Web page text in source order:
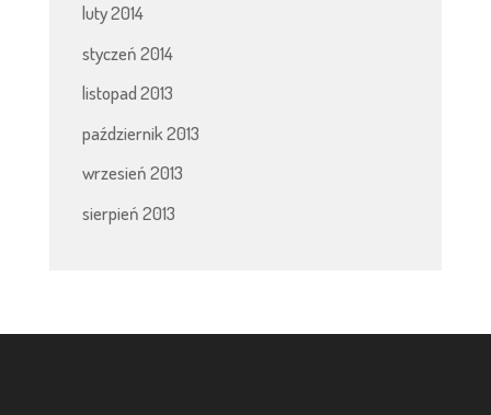
luty 2014
styczeń 2014
listopad 2013
październik 2013
wrzesień 2013
sierpień 2013